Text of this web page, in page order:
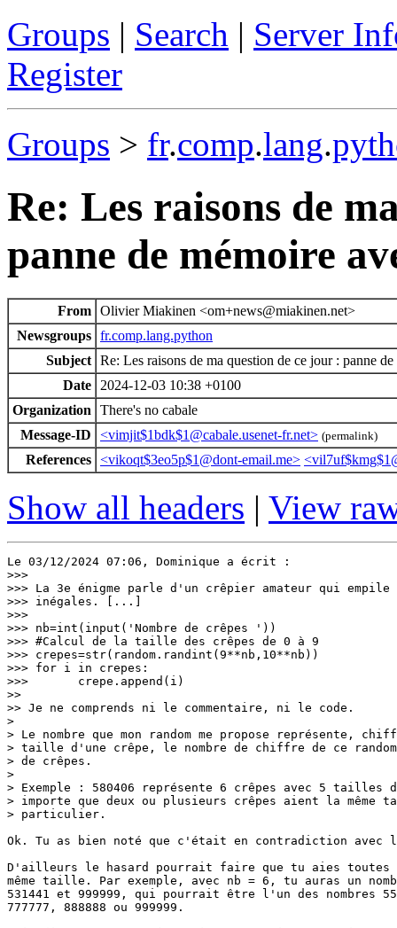
Groups | Search | Server
Register
Groups > fr.comp.lang.
Re: Les raisons de
panne de mémoire
From Olivier Miakinen <om+news@miakinen.net>
Newsgroups fr.comp.lang.python
Subject Re: Les raisons de ma question de ce jour : panne
Date
2024-12-03 10:38 +0100
Organization
There's no cabale
Message-ID
<vimjit$1bdk$1@cabale.usenet-fr.net> (permalink)
References <vikoqt$3eo5p$1@dont-email.me>
Show all headers | View
Le 03/12/2024 07:06, Dominique a écrit :
>>>
>>> La 3e énigme parle d'un crêpier amateur qui
>>> inégales. [...]
>>>
>>> nb=int(input('Nombre de crêpes '))
>>> #Calcul de la taille des crêpes de 0 à 9
>>> crepes=str(random.randint(9**nb,10**nb))
>>> for i in crepes:
>>>       crepe.append(i)
>>
>> Je ne comprends ni le commentaire, ni le code.
>
> Le nombre que mon random me propose représente,
> taille d'une crêpe, le nombre de chiffre de ce
> de crêpes.
>
> Exemple : 580406 représente 6 crêpes avec 5
> importe que deux ou plusieurs crêpes aient la
> particulier.
Ok. Tu as bien noté que c'était en contradiction avec
D'ailleurs le hasard pourrait faire que tu aies toutes
même taille. Par exemple, avec nb = 6, tu auras un
531441 et 999999, qui pourrait être l'un des nombres
777777, 888888 ou 999999.